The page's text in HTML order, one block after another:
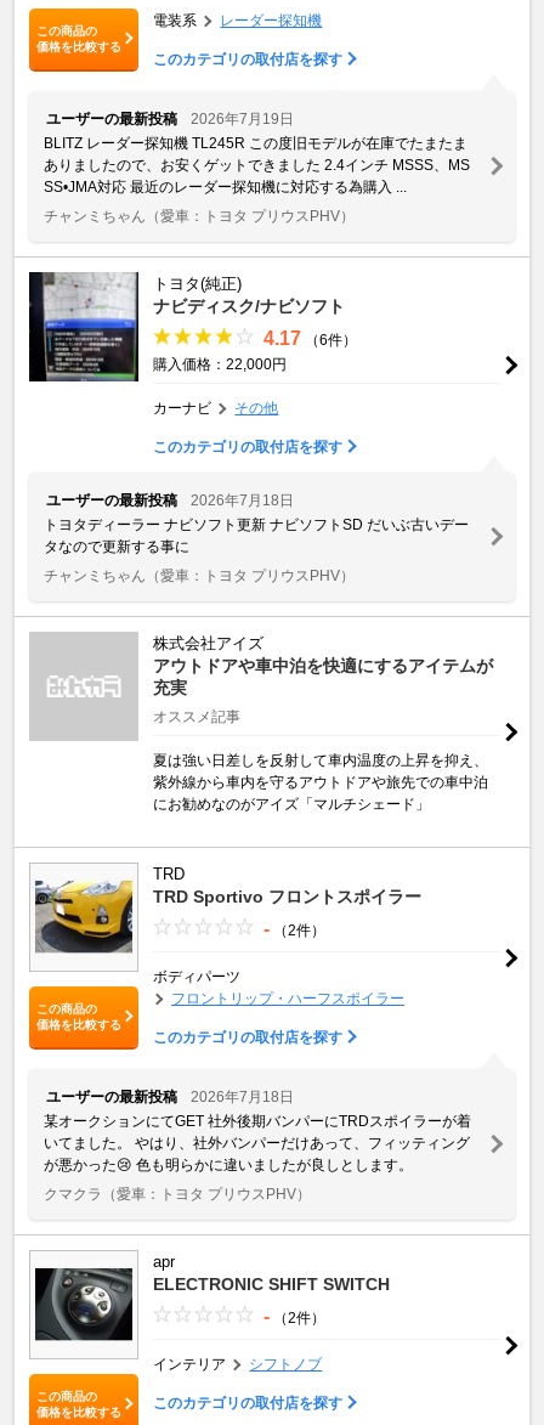
この商品の
価格を比較する
電装系 レーダー探知機
このカテゴリの取付店を探す
ユーザーの最新投稿
2026年7月19日
BLITZ レーダー探知機 TL245R この度旧モデルが在庫でたまたま
ありましたので、お安くゲットできました 2.4インチ MSSS、MS
SS•JMA対応 最近のレーダー探知機に対応する為購入 ...
チャンミちゃん （愛車：トヨタ プリウスPHV）
トヨタ(純正)
ナビディスク/ナビソフト
4.17
（6件）
購入価格：22,000円
カーナビ その他
このカテゴリの取付店を探す
ユーザーの最新投稿
2026年7月18日
トヨタディーラー ナビソフト更新 ナビソフトSD だいぶ古いデー
タなので更新する事に
チャンミちゃん （愛車：トヨタ プリウスPHV）
株式会社アイズ
アウトドアや車中泊を快適にするアイテムが
充実
オススメ記事
夏は強い日差しを反射して車内温度の上昇を抑え、
紫外線から車内を守るアウトドアや旅先での車中泊
にお勧めなのがアイズ「マルチシェード」
この商品の
価格を比較する
TRD
TRD Sportivo フロントスポイラー
- （2件）
ボディパーツ
フロントリップ・ハーフスポイラー
このカテゴリの取付店を探す
ユーザーの最新投稿
2026年7月18日
某オークションにてGET 社外後期バンパーにTRDスポイラーが着
いてました。 やはり、社外バンパーだけあって、フィッティング
が悪かった😢 色も明らかに違いましたが良しとします。
クマクラ
（愛車：トヨタ プリウスPHV）
この商品の
価格を比較する
apr
ELECTRONIC SHIFT SWITCH
- （2件）
インテリア シフトノブ
このカテゴリの取付店を探す